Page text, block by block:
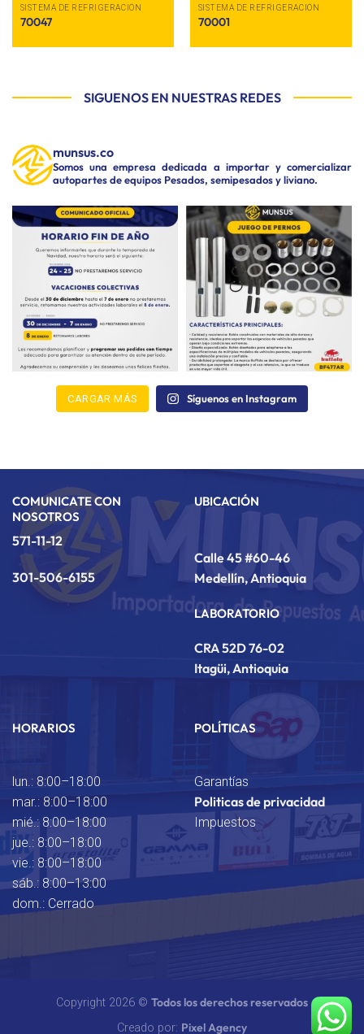
SISTEMA DE REFRIGERACIÓN
70047
SISTEMA DE REFRIGERACIÓN
70001
SIGUENOS EN NUESTRAS REDES
munsus.co
Somos una empresa dedicada a importar y comercializar
autopartes de equipos Pesados, semipesados y liviano.
CARGAR MÁS Síguenos en Instagram
COMUNICATE CON
NOSOTROS
571-11-12
301-506-6155
UBICACIÓN
Calle 45 #60-46
Medellín, Antioquia
LABORATORIO
CRA 52D 76-02
Itagüi, Antioquia
HORARIOS
lun.: 8:00–18:00
mar.: 8:00–18:00
mié.: 8:00–18:00
jue.: 8:00–18:00
vie.: 8:00–18:00
sáb.: 8:00–13:00
dom.: Cerrado
POLÍTICAS
Garantías
Politicas de privacidad
Impuestos
Copyright 2026 © Todos los derechos reservados
Creado por: Pixel Agency